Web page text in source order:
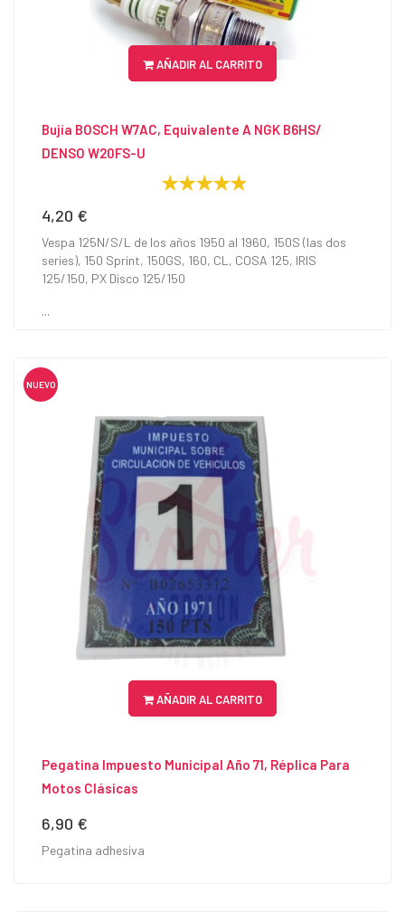
AÑADIR AL CARRITO
Bujía BOSCH W7AC, Equivalente A NGK B6HS/
DENSO W20FS-U
Precio
4,20 €
Vespa 125N/S/L de los años 1950 al 1960, 150S (las dos
series), 150 Sprint, 150GS, 160, CL, COSA 125, IRIS
125/150, PX Disco 125/150
...
NUEVO
AÑADIR AL CARRITO
Pegatina Impuesto Municipal Año 71, Réplica Para
Motos Clásicas
Precio
6,90 €
Pegatina adhesiva